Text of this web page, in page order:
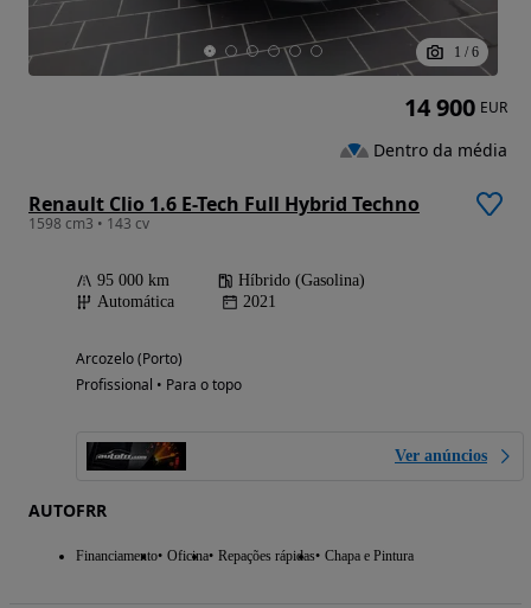
1 / 6
Renault Clio 1.6 E-Tech Full Hybrid Techno
1598 cm3 • 143 cv
95 000 km
Híbrido (Gasolina)
Automática
2021
Arcozelo (Porto)
Profissional • Para o topo
Ver anúncios
AUTOFRR
Financiamento Oficina Repações rápidas Chapa e Pintura
14 900 EUR
Dentro da média